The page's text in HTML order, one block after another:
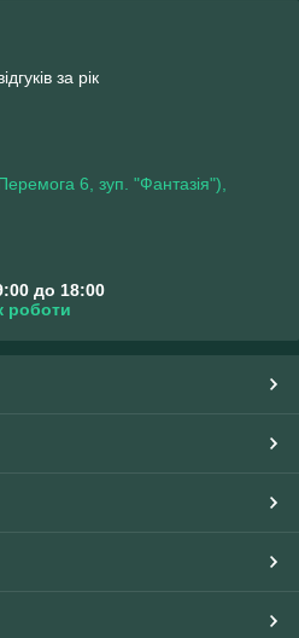
за рік
6, зуп. "Фантазія"),
до 18:00
роботи